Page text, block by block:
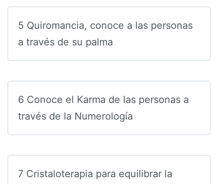
5 Quiromancia, conoce a las personas
a través de su palma
6 Conoce el Karma de las personas a
través de la Numerología
7 Cristaloterapia para equilibrar la